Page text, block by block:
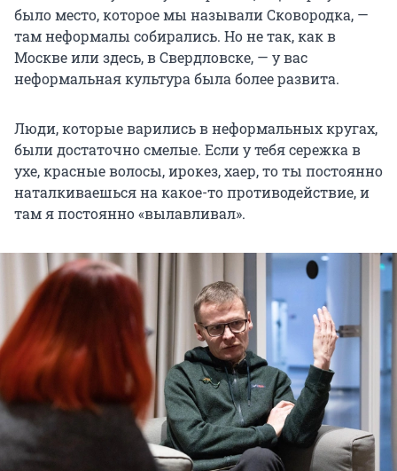
было место, которое мы называли Сковородка, —
там неформалы собирались. Но не так, как в
Москве или здесь, в Свердловске, — у вас
неформальная культура была более развита.
Люди, которые варились в неформальных кругах,
были достаточно смелые. Если у тебя сережка в
ухе, красные волосы, ирокез, хаер, то ты постоянно
наталкиваешься на какое-то противодействие, и
там я постоянно «вылавливал».